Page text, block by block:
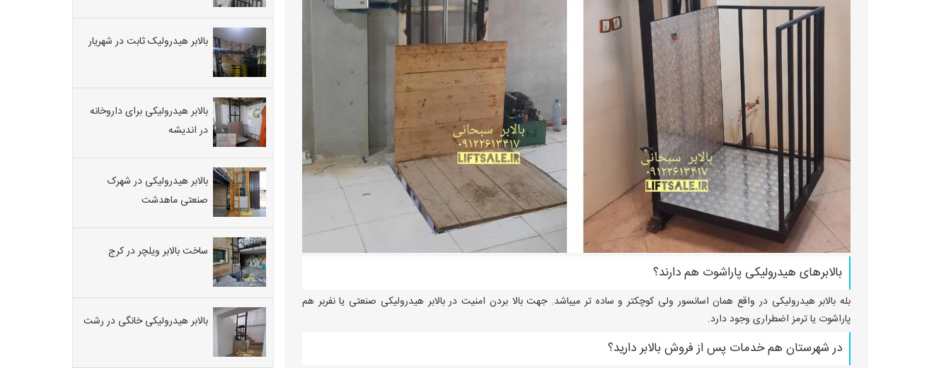
بالابرهای هیدرولیکی پاراشوت هم دارند؟
بله بالابر هیدرولیکی در واقع همان اسانسور ولی کوچکتر و ساده تر میباشد. جهت بالا بردن امنیت در بالابر هیدرولیکی صنعتی یا نفربر هم
پاراشوت یا ترمز اضطراری وجود دارد.
در شهرستان هم خدمات پس از فروش بالابر دارید؟
بالابر هیدرولیک ثابت در شهریار
بالابر هیدرولیکی برای داروخانه
در اندیشه
بالابر هیدرولیکی در شهرک
صنعتی ماهدشت
ساخت بالابر ویلچر در کرج
بالابر هیدرولیکی خانگی در رشت